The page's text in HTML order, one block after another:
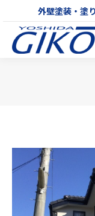
外壁塗装・塗